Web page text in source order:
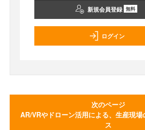
新規会員登録 無料
ログイン
次のページ
AR/VRやドローン活用による、生産現
ス